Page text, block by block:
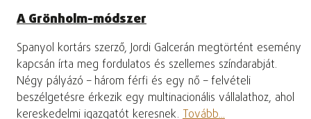
A Grönholm-módszer
Spanyol kortárs szerző, Jordi Galcerán megtörtént esemény
kapcsán írta meg fordulatos és szellemes színdarabját.
Négy pályázó – három férfi és egy nő – felvételi
beszélgetésre érkezik egy multinacionális vállalathoz, ahol
kereskedelmi igazgatót keresnek. Tovább...